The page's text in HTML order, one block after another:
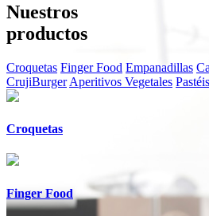
Nuestros
productos
Croquetas Finger Food Empanadillas
CrujiBurger Aperitivos Vegetales Pastéis
Croquetas
Finger Food